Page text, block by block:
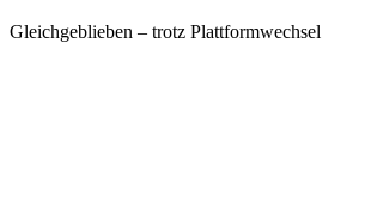
Gleichgeblieben – trotz Plattformwechsel